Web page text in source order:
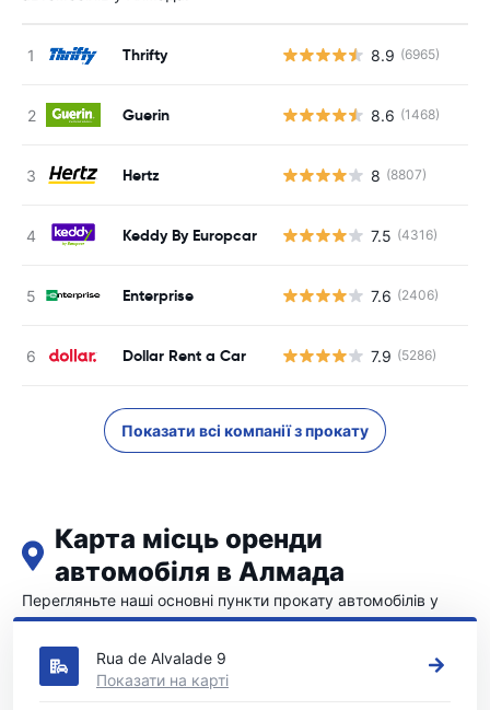
Thrifty 8.9 (6965)
Guerin 8.6 (1468)
Hertz 8 (8807)
Keddy By Europcar 7.5 (4316)
Enterprise 7.6 (2406)
Dollar Rent a Car 7.9 (5286)
Показати всі компанії з прокату
Карта місць оренди
автомобіля в Алмада
Перегляньте наші основні пункти прокату автомобілів у
Алмада
Rua de Alvalade 9
Показати на карті